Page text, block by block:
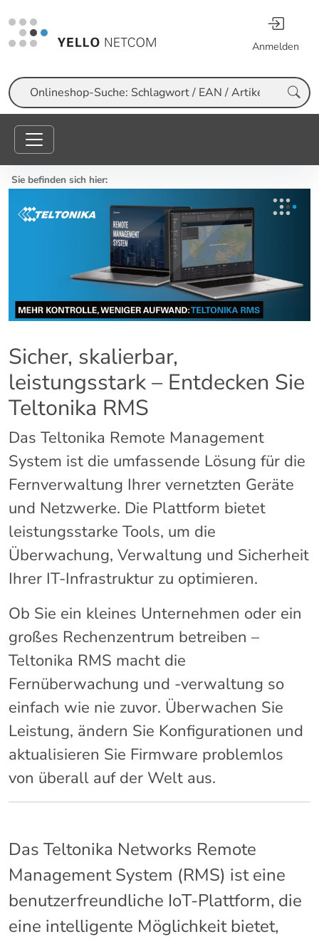
Anmelden
Suche
Sie befinden sich hier:
Sicher, skalierbar,
leistungsstark – Entdecken Sie
Teltonika RMS
Das Teltonika Remote Management
System ist die umfassende Lösung für die
Fernverwaltung Ihrer vernetzten Geräte
und Netzwerke. Die Plattform bietet
leistungsstarke Tools, um die
Überwachung, Verwaltung und Sicherheit
Ihrer IT-Infrastruktur zu optimieren.
Ob Sie ein kleines Unternehmen oder ein
großes Rechenzentrum betreiben –
Teltonika RMS macht die
Fernüberwachung und -verwaltung so
einfach wie nie zuvor. Überwachen Sie
Leistung, ändern Sie Konfigurationen und
aktualisieren Sie Firmware problemlos
von überall auf der Welt aus.
Das Teltonika Networks Remote
Management System (RMS) ist eine
benutzerfreundliche IoT-Plattform, die
eine intelligente Möglichkeit bietet,